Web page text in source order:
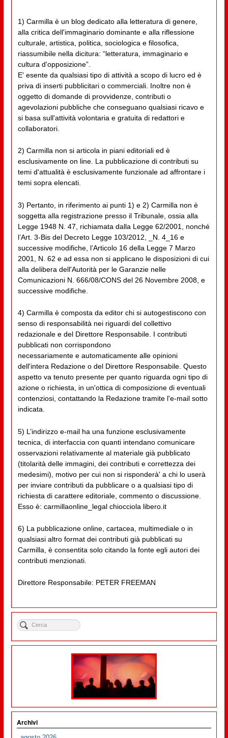
1) Carmilla è un blog dedicato alla letteratura di genere,
alla critica dell'immaginario dominante e alla riflessione
culturale, artistica, politica, sociologica e filosofica,
riassumibile nella dicitura: “letteratura, immaginario e
cultura d'opposizione”.
E' esente da qualsiasi tipo di attività a scopo di lucro ed è
priva di inserti pubblicitari o commerciali. Inoltre non è
oggetto di domande di provvidenze, contributi o
agevolazioni pubbliche che conseguano qualsiasi ricavo e
si basa sull'attività volontaria e gratuita di redattori e
collaboratori.
2) Carmilla non si articola in piani editoriali ed è
esclusivamente on line. La pubblicazione di contributi su
temi d'attualità è esclusivamente funzionale ad affrontare i
temi sopra elencati.
3) Pertanto, in riferimento ai punti 1) e 2) Carmilla non è
soggetta alla registrazione presso il Tribunale, ossia alla
Legge 1948 N. 47, richiamata dalla Legge 62/2001, nonché
l’Art. 3-Bis del Decreto Legge 103/2012, _N. 4_16 e
successive modifiche, l’Articolo 16 della Legge 7 Marzo
2001, N. 62 e ad essa non si applicano le disposizioni di cui
alla delibera dell'Autorità per le Garanzie nelle
Comunicazioni N. 666/08/CONS del 26 Novembre 2008, e
successive modifiche.
4) Carmilla è composta da editor chi si autogestiscono con
senso di responsabilità nei riguardi del collettivo
redazionale e del Direttore Responsabile. I contributi
pubblicati non corrispondono
necessariamente e automaticamente alle opinioni
dell'intera Redazione o del Direttore Responsabile. Questo
aspetto va tenuto presente per quanto riguarda ogni tipo di
azione o richiesta, in un'ottica di composizione di eventuali
contenziosi, contattando la Redazione tramite l'e-mail sotto
indicata.
5) L’indirizzo e-mail ha una funzione esclusivamente
tecnica, di interfaccia con quanti intendano comunicare
osservazioni relativamente al materiale già pubblicato
(titolarità delle immagini, dei contributi e correttezza dei
medesimi), motivo per cui non si risponderà' a chi lo userà
per inviare contributi da pubblicare o a qualsiasi tipo di
richiesta di carattere editoriale, commento o discussione.
Esso è: carmillaonline_legal chiocciola libero.it
6) La pubblicazione online, cartacea, multimediale o in
qualsiasi altro format dei contributi già pubblicati su
Carmilla, è consentita solo citando la fonte egli autori dei
contributi menzionati.
Direttore Responsabile: PETER FREEMAN
Archivi